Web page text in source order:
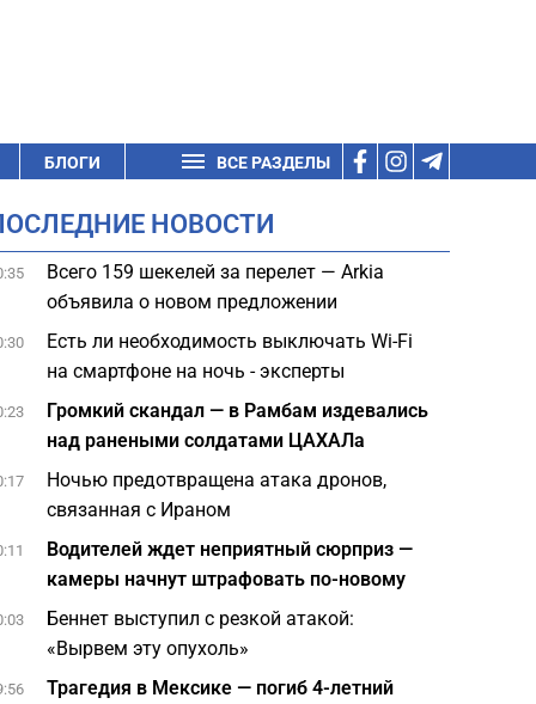
БЛОГИ ВСЕ РАЗДЕЛЫ
НОВОСТИ
Всего 159 шекелей за перелет — Arkia
объявила о новом предложении
Есть ли необходимость выключать Wi-Fi
на смартфоне на ночь - эксперты
Громкий скандал — в Рамбам издевались
над ранеными солдатами ЦАХАЛа
Ночью предотвращена атака дронов,
связанная с Ираном
Водителей ждет неприятный сюрприз —
камеры начнут штрафовать по-новому
Беннет выступил с резкой атакой:
«Вырвем эту опухоль»
Трагедия в Мексике — погиб 4-летний